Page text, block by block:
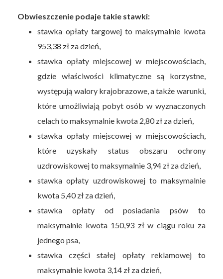
Obwieszczenie podaje takie stawki:
stawka opłaty targowej to maksymalnie kwota
953,38 zł za dzień,
stawka opłaty miejscowej w miejscowościach,
gdzie właściwości klimatyczne są korzystne,
występują walory krajobrazowe, a także warunki,
które umożliwiają pobyt osób w wyznaczonych
celach to maksymalnie kwota 2,80 zł za dzień,
stawka opłaty miejscowej w miejscowościach,
które uzyskały status obszaru ochrony
uzdrowiskowej to maksymalnie 3,94 zł za dzień,
stawka opłaty uzdrowiskowej to maksymalnie
kwota 5,40 zł za dzień,
stawka opłaty od posiadania psów to
maksymalnie kwota 150,93 zł w ciągu roku za
jednego psa,
stawka części stałej opłaty reklamowej to
maksymalnie kwota 3,14 zł za dzień,